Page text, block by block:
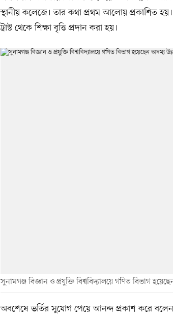
স্থানীয় কলেজে। তার কথা প্রথম আলোয় প্রকাশিত
ট্রাস্ট থেকে শিক্ষা বৃত্তি প্রদান করা হয়।
সুনামগঞ্জ বিজ্ঞান ও প্রযুক্তি বিশ্ববিদ্যালয়ে গণিত বিভাগ
অবশেষে ভর্তির সুযোগ পেয়ে আনন্দ প্রকাশ করে